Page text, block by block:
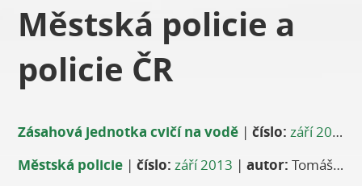
Městská policie a
policie ČR
Zásahová jednotka cvičí na vodě |číslo: září 2013
Městská policie |číslo: září 2013 |autor: Tomáš Navrátil, vrchní komisař MP